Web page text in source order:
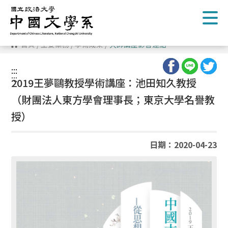
跳
到
主
要
內
容 首頁/主要業務/學術成果/大師講座影音連結
:::
:::
2019王夢鷗教授學術講座：池田知久教授
（財團法人東方學會理事長；東京大學名譽教
授）
日期：2020-04-23